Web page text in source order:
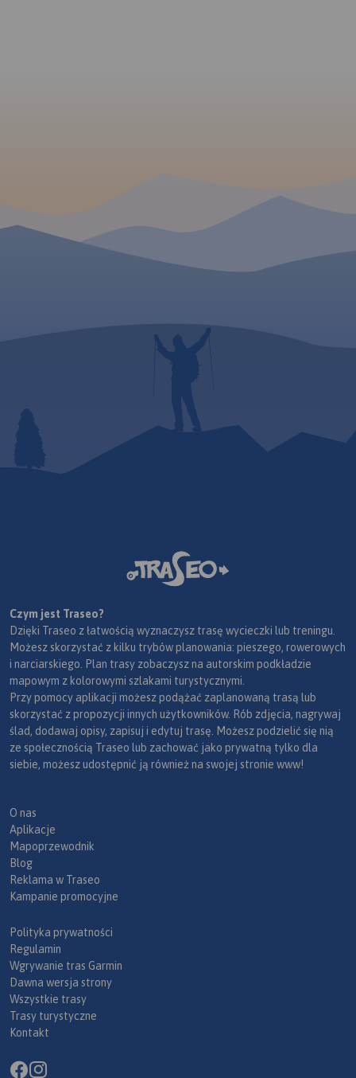
Czym jest Traseo?
Dzięki Traseo z łatwością wyznaczysz trasę wycieczki lub treningu.
Możesz skorzystać z kilku trybów planowania: pieszego, rowerowych
i narciarskiego. Plan trasy zobaczysz na autorskim podkładzie
mapowym z kolorowymi szlakami turystycznymi.
Przy pomocy aplikacji możesz podążać zaplanowaną trasą lub
skorzystać z propozycji innych użytkowników. Rób zdjęcia, nagrywaj
ślad, dodawaj opisy, zapisuj i edytuj trasę. Możesz podzielić się nią
ze społecznością Traseo lub zachować jako prywatną tylko dla
siebie, możesz udostępnić ją również na swojej stronie www!
O nas
Aplikacje
Mapoprzewodnik
Blog
Reklama w Traseo
Kampanie promocyjne
Polityka prywatności
Regulamin
Wgrywanie tras Garmin
Dawna wersja strony
Wszystkie trasy
Trasy turystyczne
Kontakt